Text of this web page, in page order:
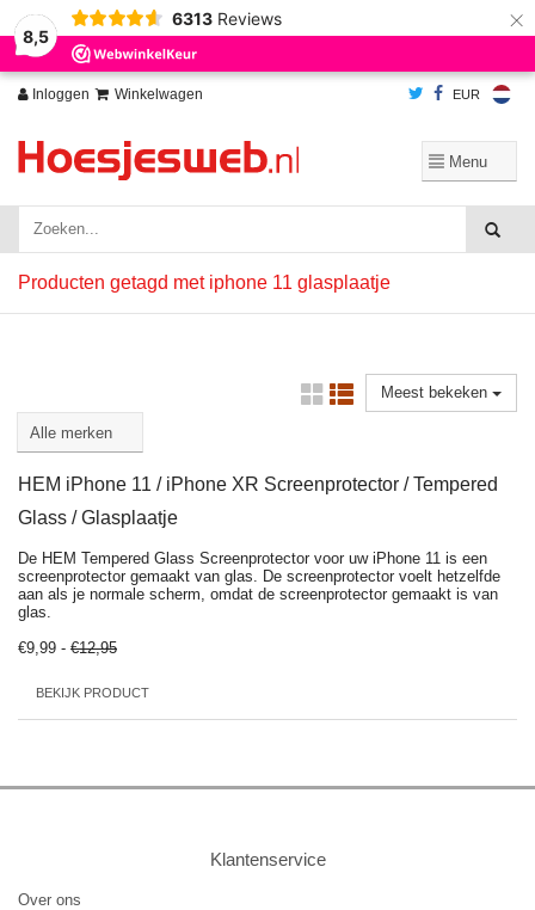
8,5
6313 Reviews ×
Inloggen Winkelwagen EUR
Producten getagd met iphone 11 glasplaatje
Meest bekeken
HEM iPhone 11 / iPhone XR Screenprotector / Tempered
Glass / Glasplaatje
De HEM Tempered Glass Screenprotector voor uw iPhone 11 is een
screenprotector gemaakt van glas. De screenprotector voelt hetzelfde
aan als je normale scherm, omdat de screenprotector gemaakt is van
glas.
€9,99 - €12,95
BEKIJK PRODUCT
Klantenservice
Over ons
Wij slaan cookies op om onze website te verbeteren. Is dat akkoord?
Ja
Nee